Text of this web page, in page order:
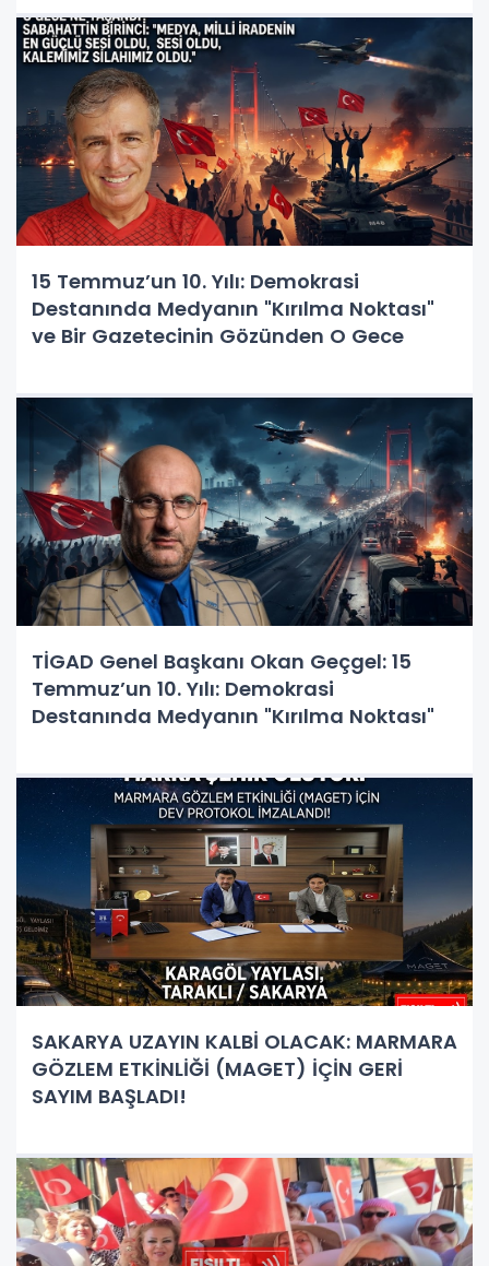
15 Temmuz’un 10. Yılı: Demokrasi
Destanında Medyanın "Kırılma Noktası"
ve Bir Gazetecinin Gözünden O Gece
TİGAD Genel Başkanı Okan Geçgel: 15
Temmuz’un 10. Yılı: Demokrasi
Destanında Medyanın "Kırılma Noktası"
SAKARYA UZAYIN KALBİ OLACAK: MARMARA
GÖZLEM ETKİNLİĞİ (MAGET) İÇİN GERİ
SAYIM BAŞLADI!